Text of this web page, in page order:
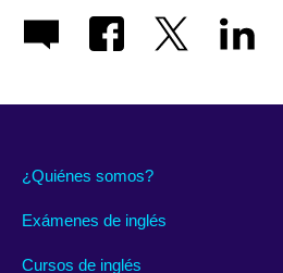
¿Quiénes somos?
Exámenes de inglés
Cursos de inglés